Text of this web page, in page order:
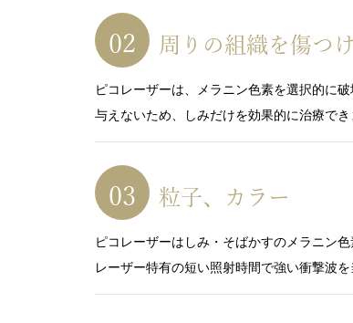
周りの組織を傷つ
ピコレーザーは、メラニン色素を選択的に
与えないため、しみだけを効果的に治療でき
粒子、カラー
ピコレーザーはしみ・そばかすのメラニン
レーザー特有の短い照射時間で強い衝撃波